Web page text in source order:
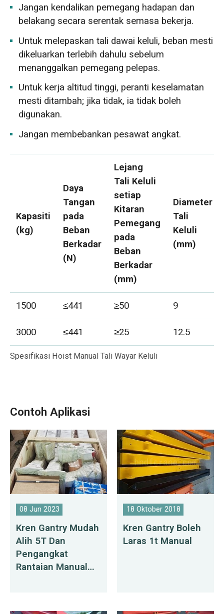
Jangan kendalikan pemegang hadapan dan
belakang secara serentak semasa bekerja.
Untuk melepaskan tali dawai keluli, beban mesti
dikeluarkan terlebih dahulu sebelum
menanggalkan pemegang pelepas.
Untuk kerja altitud tinggi, peranti keselamatan
mesti ditambah; jika tidak, ia tidak boleh
digunakan.
Jangan membebankan pesawat angkat.
Kapasiti
(kg)
Daya
Tangan
pada
Beban
Berkadar
(N)
Lejang
Tali Keluli
setiap
Kitaran
Pemegang
pada
Beban
Berkadar
(mm)
Diameter
Tali
Keluli
(mm)
1500 ≤441 ≥50
9
3000
≤441 ≥25 12.5
Spesifikasi Hoist Manual Tali Wayar Keluli
Contoh Aplikasi
08 Jun 2023
Kren Gantry Mudah
Alih 5T Dan
Pengangkat
Rantaian Manual
18 Oktober 2018
Kren Gantry Boleh
Laras 1t Manual